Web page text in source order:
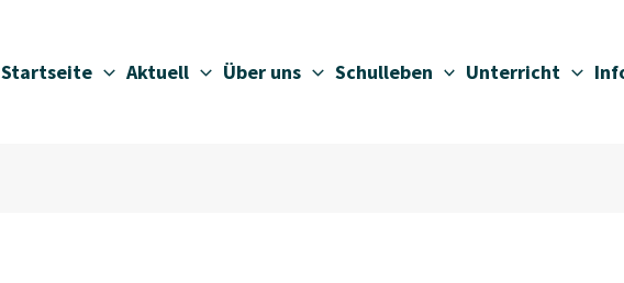
Startseite Aktuell Über uns Schulleben Unterricht